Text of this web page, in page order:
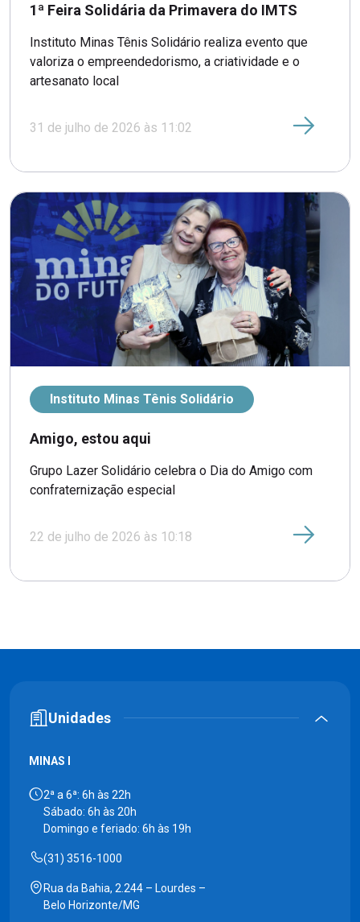
1ª Feira Solidária da Primavera do IMTS
Instituto Minas Tênis Solidário realiza evento que
valoriza o empreendedorismo, a criatividade e o
artesanato local
31 de julho de 2026 às 11:02
Instituto Minas Tênis Solidário
Amigo, estou aqui
Grupo Lazer Solidário celebra o Dia do Amigo com
confraternização especial
22 de julho de 2026 às 10:18
Unidades
MINAS I
2ª a 6ª: 6h às 22h
Sábado: 6h às 20h
Domingo e feriado: 6h às 19h
(31) 3516-1000
Rua da Bahia, 2.244 – Lourdes –
Belo Horizonte/MG